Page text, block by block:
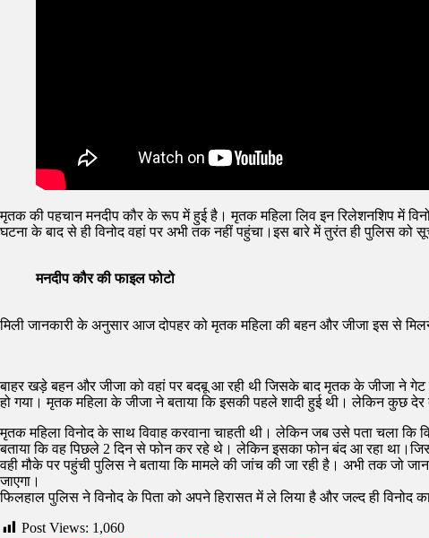
मृतक की पहचान मनदीप कौर के रूप में हुई है। मृतक महिला लिव इन रिलेशनशिप में
घटना के बाद से ही विनोद वहां पर अभी तक नहीं पहुंचा।इस बारे में तुरंत ही पुलिस
मनदीप कौर की फाइल फोटो
मिली जानकारी के अनुसार आज दोपहर को मृतक महिला की बहन और जीजा इस से
बाहर खड़े बहन और जीजा को वहां पर बदबू आ रही थी जिसके बाद मृतक के जीजा ने
हो गया। मृतक महिला के जीजा ने बताया कि इसकी पहले शादी हुई थी। लेकिन कुछ
मृतक महिला विनोद के साथ विवाह करवाना चाहती थी। लेकिन जब उसे पता चला कि
बताया कि वह पिछले 2 दिन से फोन कर रहे थे। लेकिन इसका फोन बंद आ रहा
वही मौके पर पहुंची पुलिस ने बताया कि मामले की जांच की जा रही है। अभी तक जो
जाएगा।
फिलहाल पुलिस ने विनोद के पिता को अपने हिरासत में ले लिया है और जल्द ही विनोद का
Post Views: 1,060